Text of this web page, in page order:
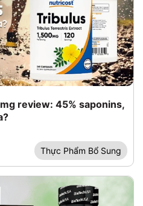
review: 45% saponins,
Thực Phẩm Bổ Sung